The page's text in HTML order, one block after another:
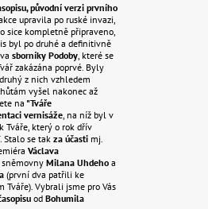
původní verzi prvního
upravila po ruské invazi,
sice kompletně připraveno,
byl po druhé a definitivně
sborníky Podoby , které se
zakázána poprvé. Byly
z nich vzhledem
vyšel nakonec až
na "Tváře
vernisáže , na níž byl v
Tváře, který o rok dřív
Stalo se tak za účasti mj.
Václava
sněmovnyMilana Uhdeho a
(první dva patřili ke
Vybrali jsme pro Vás
od Bohumila